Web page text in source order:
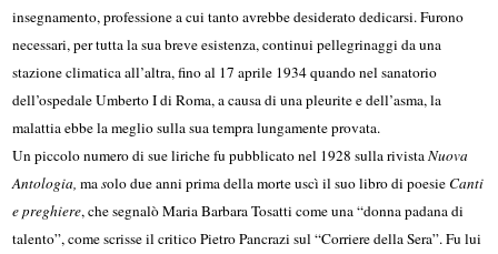
insegnamento, professione a cui tanto avrebbe desiderato dedicarsi. Furono
necessari, per tutta la sua breve esistenza, continui pellegrinaggi da una
stazione climatica all’altra, fino al 17 aprile 1934 quando nel sanatorio
dell’ospedale Umberto I di Roma, a causa di una pleurite e dell’asma, la
malattia ebbe la meglio sulla sua tempra lungamente provata.
Un piccolo numero di sue liriche fu pubblicato nel 1928 sulla rivistaNuova
Antologia,masolo due anni prima della morte uscì il suo libro di poesie Canti
e preghiere, che segnalò Maria Barbara Tosatti come una “donna padana di
talento”, come scrisse il critico Pietro Pancrazi sul “Corriere della Sera”. Fu lui